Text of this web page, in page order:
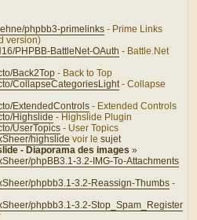
phpbb3-primelinks - Prime Links
version)
PHPBB-BattleNet-OAuth - Battle.Net
Back2Top - Back to Top
CollapseCategoriesLight - Collapse
ExtendedControls - Extended Controls
Highslide - Highslide Plugin
UserTopics - User Topics
highslide voir lesujet
- Diaporama des images»
phpBB3.1-3.2-IMG-To-Attachments
phpbb3.1-3.2-Reassign-Thumbs -
phpbb3.1-3.2-Stop_Spam_Register